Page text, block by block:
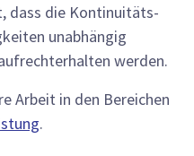
dass die Kontinuitäts-
unabhängig
werden.
Arbeit in den Bereichen
.